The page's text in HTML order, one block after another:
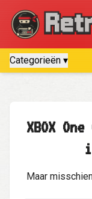
Categorieën ▾
XBOX
Maar